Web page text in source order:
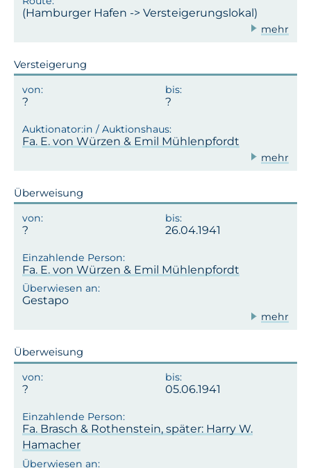
(Hamburger Hafen -> Versteigerungslokal)
mehr
Versteigerung
Fa. E. von Würzen & Emil Mühlenpfordt
mehr
Überweisung
26.04.1941
Fa. E. von Würzen & Emil Mühlenpfordt
Gestapo
mehr
Überweisung
05.06.1941
Fa. Brasch & Rothenstein, später: Harry W.
Hamacher